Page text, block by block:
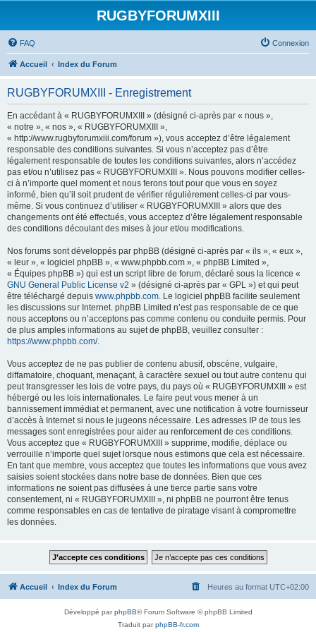
RUGBYFORUMXIII
FAQ Connexion
Accueil Index du Forum
RUGBYFORUMXIII - Enregistrement
En accédant à « RUGBYFORUMXIII » (désigné ci-après par « nous »,
« notre », « nos », « RUGBYFORUMXIII »,
« http://www.rugbyforumxiii.com/forum »), vous acceptez d’être légalement
responsable des conditions suivantes. Si vous n’acceptez pas d’être
légalement responsable de toutes les conditions suivantes, alors n’accédez
pas et/ou n’utilisez pas « RUGBYFORUMXIII ». Nous pouvons modifier celles-
ci à n’importe quel moment et nous ferons tout pour que vous en soyez
informé, bien qu’il soit prudent de vérifier régulièrement celles-ci par vous-
même. Si vous continuez d’utiliser « RUGBYFORUMXIII » alors que des
changements ont été effectués, vous acceptez d’être légalement responsable
des conditions découlant des mises à jour et/ou modifications.
Nos forums sont développés par phpBB (désigné ci-après par « ils », « eux »,
« leur », « logiciel phpBB », « www.phpbb.com », « phpBB Limited »,
« Équipes phpBB ») qui est un script libre de forum, déclaré sous la licence «
GNU General Public License v2 » (désigné ci-après par « GPL ») et qui peut
être téléchargé depuis www.phpbb.com. Le logiciel phpBB facilite seulement
les discussions sur Internet. phpBB Limited n’est pas responsable de ce que
nous acceptons ou n’acceptons pas comme contenu ou conduite permis. Pour
de plus amples informations au sujet de phpBB, veuillez consulter :
https://www.phpbb.com/.
Vous acceptez de ne pas publier de contenu abusif, obscène, vulgaire,
diffamatoire, choquant, menaçant, à caractère sexuel ou tout autre contenu qui
peut transgresser les lois de votre pays, du pays où « RUGBYFORUMXIII » est
hébergé ou les lois internationales. Le faire peut vous mener à un
bannissement immédiat et permanent, avec une notification à votre fournisseur
d’accès à Internet si nous le jugeons nécessaire. Les adresses IP de tous les
messages sont enregistrées pour aider au renforcement de ces conditions.
Vous acceptez que « RUGBYFORUMXIII » supprime, modifie, déplace ou
verrouille n’importe quel sujet lorsque nous estimons que cela est nécessaire.
En tant que membre, vous acceptez que toutes les informations que vous avez
saisies soient stockées dans notre base de données. Bien que ces
informations ne soient pas diffusées à une tierce partie sans votre
consentement, ni « RUGBYFORUMXIII », ni phpBB ne pourront être tenus
comme responsables en cas de tentative de piratage visant à compromettre
les données.
Accueil Index du Forum Heures au format UTC+02:00
Développé parphpBB® Forum Software © phpBB Limited
Traduit parphpBB-fr.com